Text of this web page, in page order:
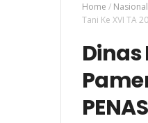
Home / Nasional
Tani Ke XVI TA